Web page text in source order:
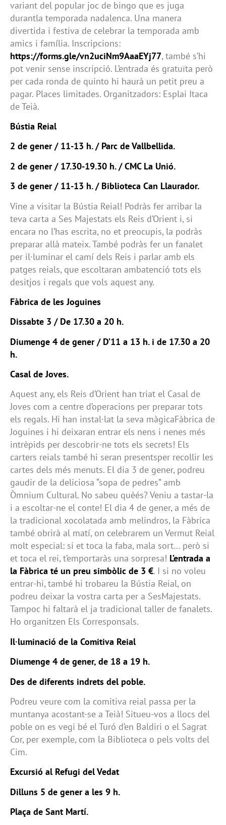
variant del popular joc de bingo que es juga
durantla temporada nadalenca. Una manera
divertida i festiva de celebrar la temporada amb
amics i família. Inscripcions:
https://forms.gle/vn2uciNm9AaaEYj77, també s’hi
pot venir sense inscripció. L’entrada és gratuïta però
per cada ronda de quinto hi haurà un petit preu a
pagar. Places limitades. Organitzadors: Esplai Itaca
de Teià.
Bústia Reial
2 de gener / 11-13 h. / Parc de Vallbellida.
2 de gener / 17.30-19.30 h. / CMC La Unió.
3 de gener / 11-13 h. / Biblioteca Can Llaurador.
Vine a visitar la Bústia Reial! Podràs fer arribar la
teva carta a Ses Majestats els Reis d’Orient i, si
encara no l’has escrita, no et preocupis, la podràs
preparar allà mateix. També podràs fer un fanalet
per il·luminar el camí dels Reis i parlar amb els
patges reials, que escoltaran ambatenció tots els
desitjos i regals que vols aquest any.
Fàbrica de les Joguines
Dissabte 3 / De 17.30 a 20 h.
Diumenge 4 de gener / D’11 a 13 h. i de 17.30 a 20
h.
Casal de Joves.
Aquest any, els Reis d’Orient han triat el Casal de
Joves com a centre d’operacions per preparar tots
els regals. Hi han instal·lat la seva màgicaFàbrica de
Joguines i hi deixaran entrar els nens i nenes més
intrèpids per descobrir-ne tots els secrets! Els
carters reials també hi seran presentsper recollir les
cartes dels més menuts. El dia 3 de gener, podreu
gaudir de la deliciosa “sopa de pedres” amb
Òmnium Cultural. No sabeu quèés? Veniu a tastar-la
i a escoltar-ne el conte! El dia 4 de gener, a més de
la tradicional xocolatada amb melindros, la Fàbrica
també obrirà al matí, on celebrarem un Vermut Reial
molt especial: si et toca la faba, mala sort… però si
et toca el rei, t’emportaràs una sorpresa! L’entrada a
la Fàbrica té un preu simbòlic de 3 €. I si no voleu
entrar-hi, també hi trobareu la Bústia Reial, on
podreu deixar la vostra carta per a SesMajestats.
Tampoc hi faltarà el ja tradicional taller de fanalets.
Ho organitzen Els Corresponsals.
Il·luminació de la Comitiva Reial
Diumenge 4 de gener, de 18 a 19 h.
Des de diferents indrets del poble.
Podreu veure com la comitiva reial passa per la
muntanya acostant-se a Teià! Situeu-vos a llocs del
poble on es vegi bé el Turó d’en Baldiri o el Sagrat
Cor, per exemple, com la Biblioteca o pels volts del
Cim.
Excursió al Refugi del Vedat
Dilluns 5 de gener a les 9 h.
Plaça de Sant Martí.